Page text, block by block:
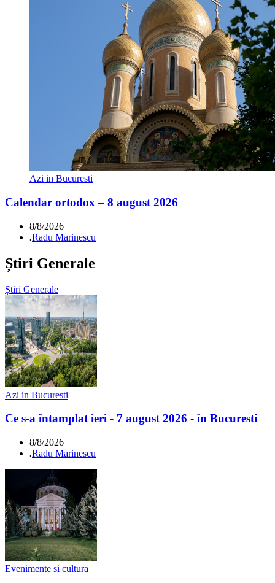
Azi in Bucuresti
Calendar ortodox – 8 august 2026
8/8/2026
.Radu Marinescu
Știri Generale
Știri Generale
Azi in Bucuresti
Ce s-a întamplat ieri - 7 august 2026 - în Bucuresti
8/8/2026
.Radu Marinescu
Evenimente si cultura